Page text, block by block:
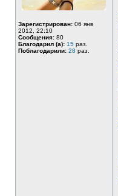
Зарегистрирован: 06 янв
2012, 22:10
Сообщения: 80
Благодарил (а): 15 раз.
Поблагодарили: 28 раз.